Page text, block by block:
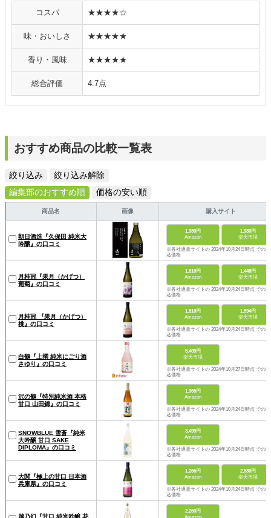
コスパ ★★★★☆
味・おいしさ ★★★★★
香り・風味 ★★★★★
総合評価 4.7点
おすすめ商品の比較一覧表
絞り込み
絞り込み解除
編集部のおすすめ順
価格の安い順
商品名 画像 購入サイト
朝日酒造『久保田 純米大
吟醸』の口コミ
1,980円
Amazon
1,980円
楽天市場
※各社通販サイトの 2024年10月24日時点 での税
込価格
月桂冠『果月（かげつ）
葡萄』の口コミ
1,810円
Amazon
1,448円
楽天市場
※各社通販サイトの 2024年10月24日時点 での税
込価格
月桂冠 『果月（かげつ）
桃』の口コミ
1,510円
Amazon
1,594円
楽天市場
※各社通販サイトの 2024年10月24日時点 での税
込価格
白鶴『上撰 純米にごり酒
さゆり』の口コミ
5,409円
楽天市場
※各社通販サイトの 2024年10月27日時点 での税
込価格
沢の鶴『特別純米酒 本格
甘口 山田錦』の口コミ
1,365円
Amazon
※各社通販サイトの 2024年10月24日時点 での税
込価格
SNOWBLUE 雪蒼『純米
大吟醸 甘口 SAKE
DIPLOMA』の口コミ
3,499円
Amazon
※各社通販サイトの 2024年10月24日時点 での税
込価格
大関『極上の甘口 日本酒
兵庫県』の口コミ
1,266円
Amazon
2,580円
楽天市場
※各社通販サイトの 2024年10月24日時点 での税
込価格
越乃幻『甘口 純米吟醸 花
2,260円